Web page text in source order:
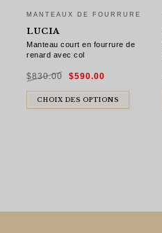
MANTEAUX DE FOURRURE
LUCIA
Manteau court en fourrure de
renard avec col
$830.00
Le
prix
était :
$830.00.
$590.00
est :
$590.00.
CHOIX DES OPTIONS